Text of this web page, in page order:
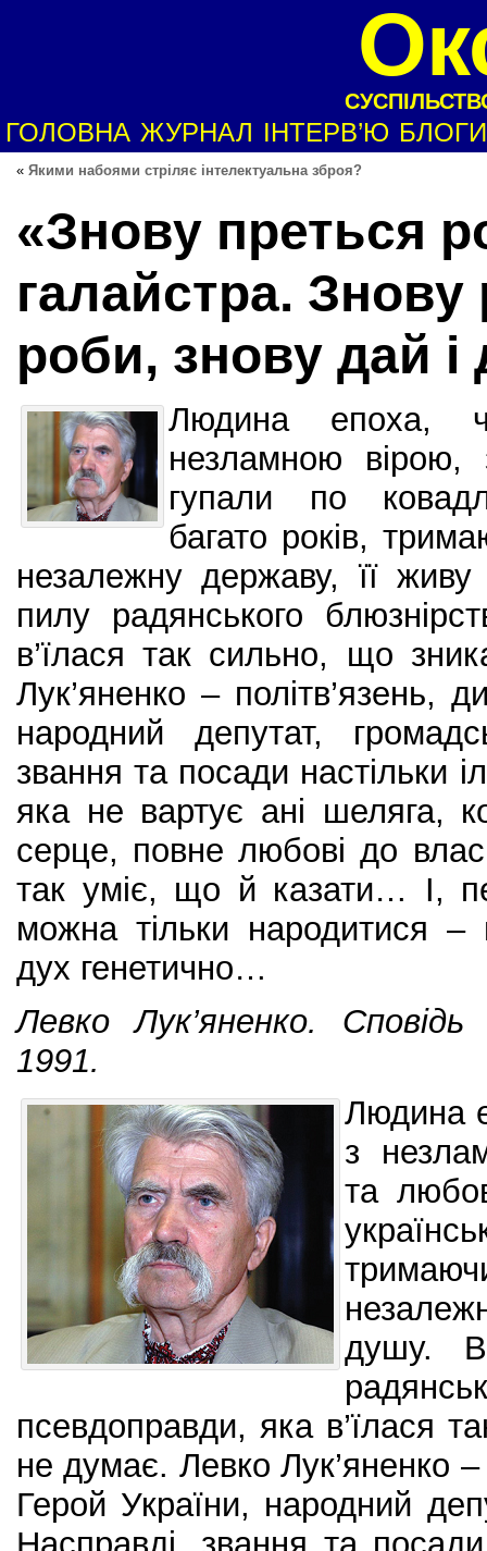
ГОЛОВНА ЖУРНАЛ ІНТЕРВ’Ю БЛОГИ
« Якими набоями стріляє інтелектуальна зброя?
«Знову преться
галайстра. Знову
роби, знову дай
Людина епоха,
незламною вірою,
гупали по
багато років,
незалежну державу, її
пилу радянського
в’їлася так сильно, що
Лук’яненко – політв’язень,
народний депутат,
звання та посади настільки
яка не вартує ані шеляга,
серце, повне любові до
так уміє, що й казати… І,
можна тільки народитися –
дух генетично…
Левко Лук’яненко.
1991.
Людина
з
та
душу.
псевдоправди, яка в’їлася
не думає. Левко Лук’яненко –
Герой України, народний